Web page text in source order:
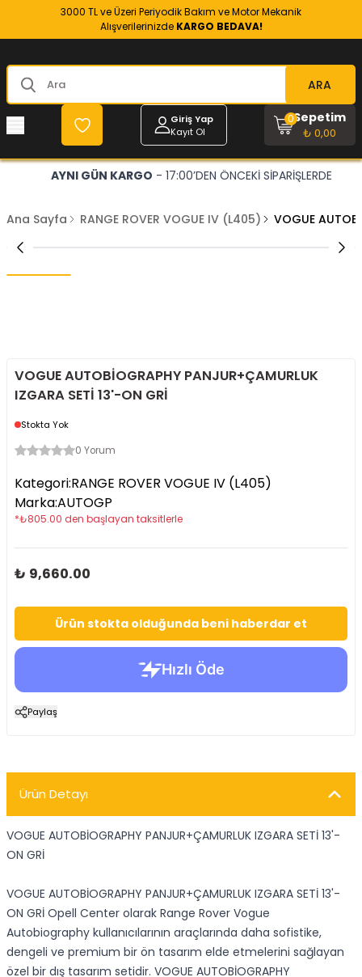
3000 TL ve Üzeri Periyodik Bakım ve Motor Mekanik
Alışverilerinizde KARGO BEDAVA!
ARA
Giriş Yap
Kayıt Ol
Sepetim
₺ 0,00
0
AYNI GÜN KARGO - 17:00’DEN ÖNCEKİ SİPARİŞLERDE
Ana Sayfa RANGE ROVER VOGUE IV (L405) VOGUE
VOGUE AUTOBİOGRAPHY PANJUR+ÇAMURLUK
IZGARA SETİ 13'-ON GRİ
Stokta Yok
0 Yorum
Kategori:RANGE ROVER VOGUE IV (L405)
Marka:AUTOGP
*₺805.00 den başlayan taksitlerle
₺ 9,660.00
Ürün stokta olduğunda beni haberdar et
Paylaş
Ürün Detayı
VOGUE AUTOBİOGRAPHY PANJUR+ÇAMURLUK IZGARA SETİ 13'-
ON GRİ
VOGUE AUTOBİOGRAPHY PANJUR+ÇAMURLUK IZGARA SETİ 13'-
ON GRİ Opell Center olarak Range Rover Vogue
Autobiography kullanıcılarının araçlarında daha sofistike,
dengeli ve premium bir ön tasarım elde etmelerini sağlayan
özel bir dış tasarım setidir. VOGUE AUTOBİOGRAPHY